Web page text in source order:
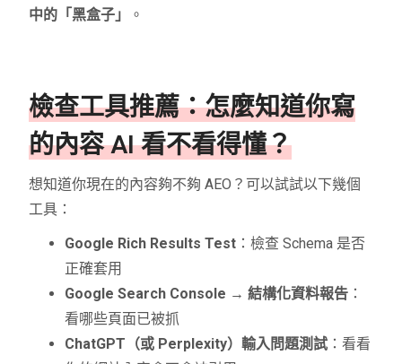
中的「黑盒子」
。
檢查工具推薦：怎麼知道你寫
的內容 AI 看不看得懂？
想知道你現在的內容夠不夠 AEO？可以試試以下幾個
工具：
Google Rich Results Test ：檢查 Schema 是否
正確套用
Google Search Console → 結構化資料報告 ：
看哪些頁面已被抓
ChatGPT（或 Perplexity）輸入問題測試 ：看看